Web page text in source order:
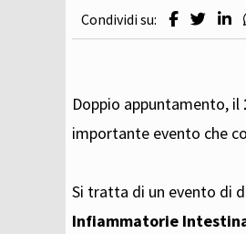
Condividi su:
Doppio appuntamento, il
importante evento che
Si tratta di un evento di
Infiammatorie